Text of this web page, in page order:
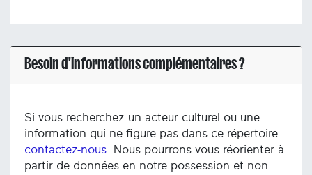
Besoin d'informations complémentaires ?
Si vous recherchez un acteur culturel ou une
information qui ne figure pas dans ce répertoire
contactez-nous. Nous pourrons vous réorienter à
partir de données en notre possession et non